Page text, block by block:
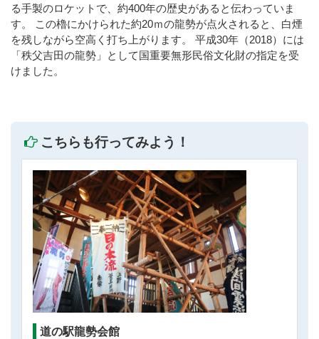
る手製のロケットで、約400年の歴史があると伝わっていま
す。 この櫓にかけられた約20ｍの龍勢が点火されると、白煙
を残しながら空高く打ち上がります。 平成30年（2018）には
「秩父吉田の龍勢」として国重要無形民俗文化財の指定を受
けました。
こちらも行ってみよう！
道の駅龍勢会館